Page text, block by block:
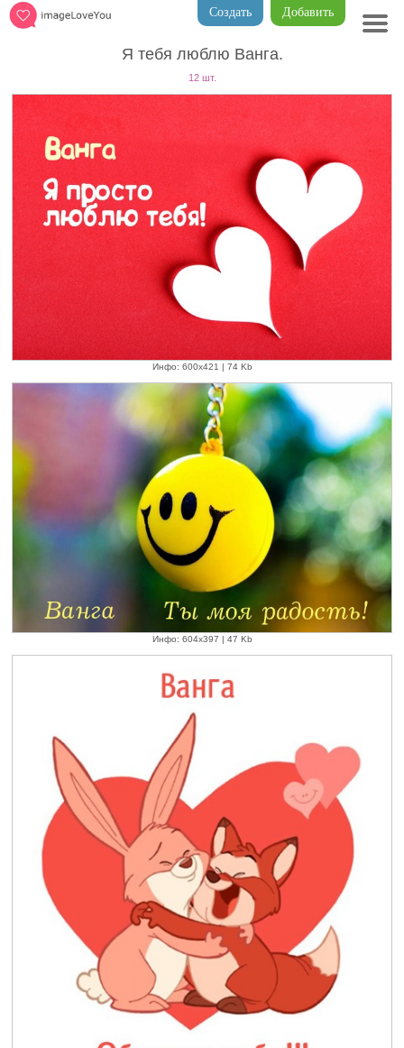
Добавить
Создать
Я тебя люблю Ванга.
12 шт.
Инфо: 600х421 | 74 Kb
Инфо: 604х397 | 47 Kb